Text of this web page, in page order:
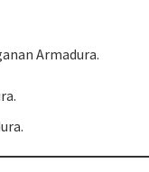
Armadura.